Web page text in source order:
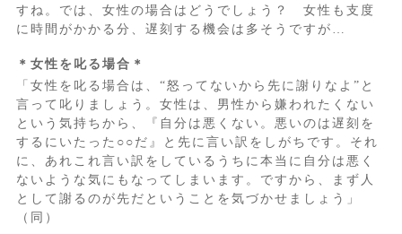
すね。では、女性の場合はどうでしょう？ 女性も支度
に時間がかかる分、遅刻する機会は多そうですが…
＊女性を叱る場合＊
「女性を叱る場合は、“怒ってないから先に謝りなよ”と
言って叱りましょう。女性は、男性から嫌われたくない
という気持ちから、『自分は悪くない。悪いのは遅刻を
するにいたった○○だ』と先に言い訳をしがちです。それ
に、あれこれ言い訳をしているうちに本当に自分は悪く
ないような気にもなってしまいます。ですから、まず人
として謝るのが先だということを気づかせましょう」
（同）